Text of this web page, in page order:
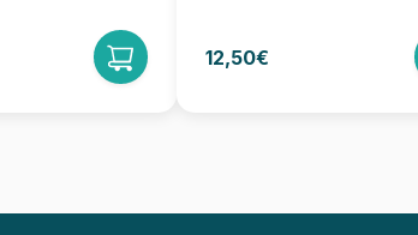
12,50€